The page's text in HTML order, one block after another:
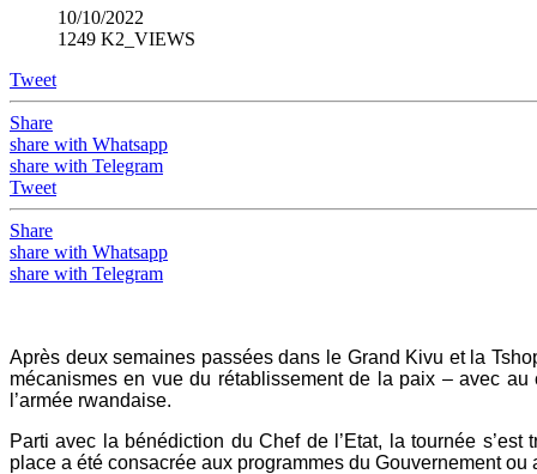
10/10/2022
1249 K2_VIEWS
Tweet
Share
share with Whatsapp
share with Telegram
Tweet
Share
share with Whatsapp
share with Telegram
Après deux semaines passées dans le Grand Kivu et la
mécanismes en vue du rétablissement de la paix – avec
l’armée rwandaise.
Parti avec la bénédiction du Chef de l’Etat, la tournée
place a été consacrée aux programmes du Gouvernement